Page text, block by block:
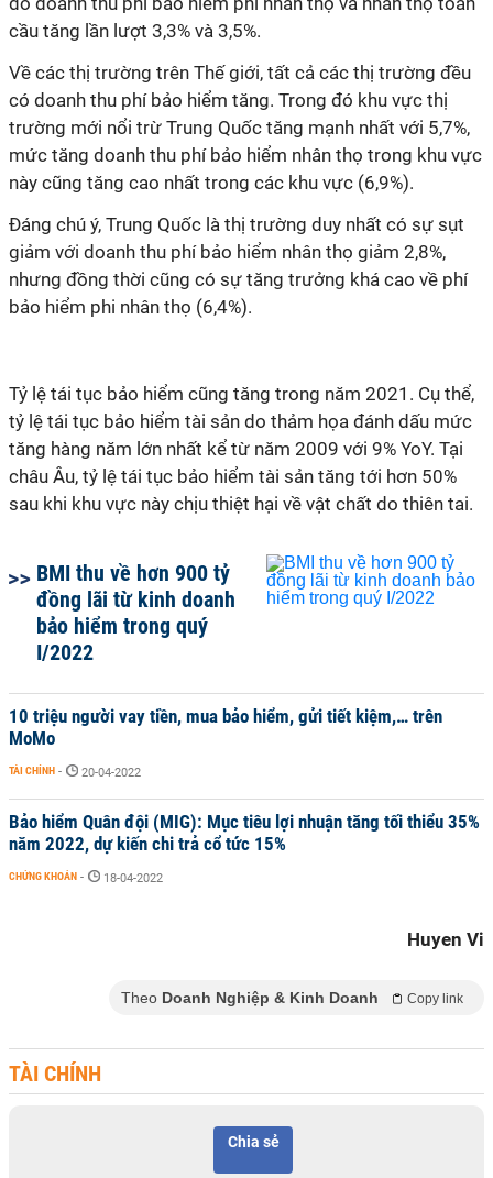
cầu tăng lần lượt 3,3% và 3,5%.
Về các thị trường trên Thế giới, tất cả các thị trường đều
có doanh thu phí bảo hiểm tăng. Trong đó khu vực thị
trường mới nổi trừ Trung Quốc tăng mạnh nhất với 5,7%,
mức tăng doanh thu phí bảo hiểm nhân thọ trong khu vực
này cũng tăng cao nhất trong các khu vực (6,9%).
Đáng chú ý, Trung Quốc là thị trường duy nhất có sự sụt
giảm với doanh thu phí bảo hiểm nhân thọ giảm 2,8%,
nhưng đồng thời cũng có sự tăng trưởng khá cao về phí
bảo hiểm phi nhân thọ (6,4%).
Tỷ lệ tái tục bảo hiểm cũng tăng trong năm 2021. Cụ thể,
tỷ lệ tái tục bảo hiểm tài sản do thảm họa đánh dấu mức
tăng hàng năm lớn nhất kể từ năm 2009 với 9% YoY. Tại
châu Âu, tỷ lệ tái tục bảo hiểm tài sản tăng tới hơn 50%
sau khi khu vực này chịu thiệt hại về vật chất do thiên tai.
BMI thu về hơn 900 tỷ
đồng lãi từ kinh doanh
bảo hiểm trong quý
I/2022
10 triệu người vay tiền, mua bảo hiểm, gửi tiết kiệm,… trên
MoMo
TÀI CHÍNH - 20-04-2022
Bảo hiểm Quân đội (MIG): Mục tiêu lợi nhuận tăng tối thiểu 35%
năm 2022, dự kiến chi trả cổ tức 15%
CHỨNG KHOÁN - 18-04-2022
Huyen Vi
Theo Doanh Nghiệp & Kinh Doanh Copy link
TÀI CHÍNH
Chia sẻ